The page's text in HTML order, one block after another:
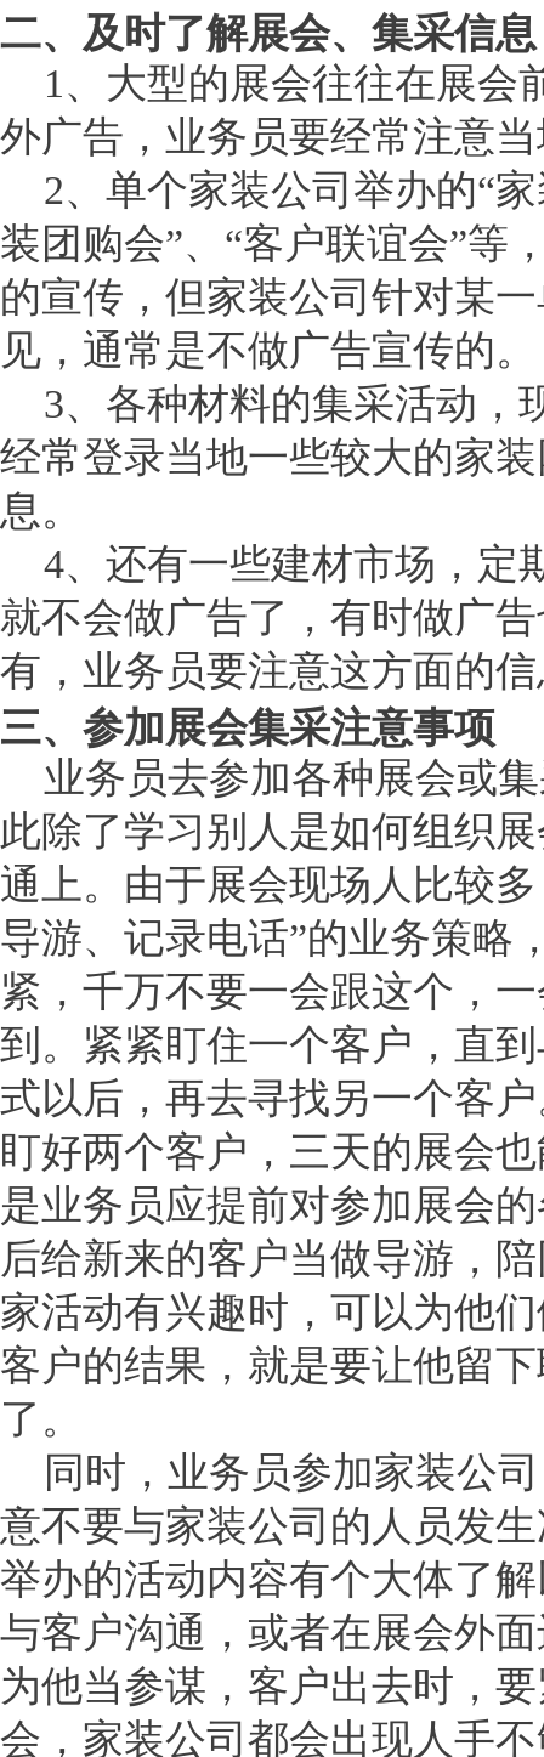
二、及时了解展会、集采信息
1、大型的展会往往在展会
外广告，业务员要经常注意
2、单个家装公司举办的“家
装团购会”、“客户联谊会”等
的宣传，但家装公司针对某
见，通常是不做广告宣传的。
3、各种材料的集采活动，
经常登录当地一些较大的家
息。
4、还有一些建材市场，定
就不会做广告了，有时做广
有，业务员要注意这方面的
三、参加展会集采注意事项
业务员去参加各种展会或
此除了学习别人是如何组织
通上。由于展会现场人比较
导游、记录电话”的业务策略
紧，千万不要一会跟这个，
到。紧紧盯住一个客户，直
式以后，再去寻找另一个客
盯好两个客户，三天的展会
是业务员应提前对参加展会
后给新来的客户当做导游，
家活动有兴趣时，可以为他
客户的结果，就是要让他留
了。
同时，业务员参加家装公
意不要与家装公司的人员发
举办的活动内容有个大体了
与客户沟通，或者在展会外
为他当参谋，客户出去时，
会，家装公司都会出现人手